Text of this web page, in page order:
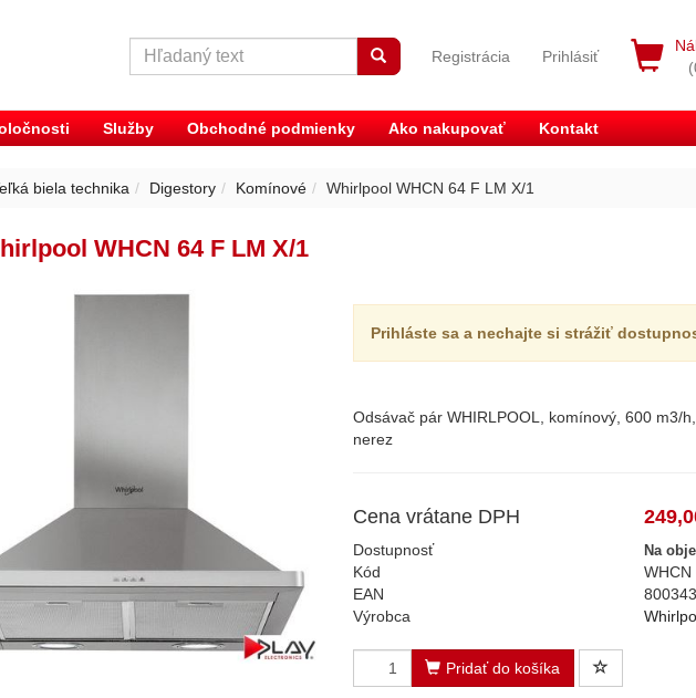
Registrácia Prihlásiť
Služby Obchodné podmienky Ako nakupovať Kontakt
biela technika Digestory Komínové Whirlpool WHCN 64 F LM X/1
WHCN 64 F LM X/1
Prihláste sa a nechajte si strážiť
Odsávač pár WHIRLPOOL, komínový, 600 m3/
nerez
Cena vrátane DPH
Dostupnosť Na
Kód
WHCN
EAN
Výrobca
Pridať do košíka